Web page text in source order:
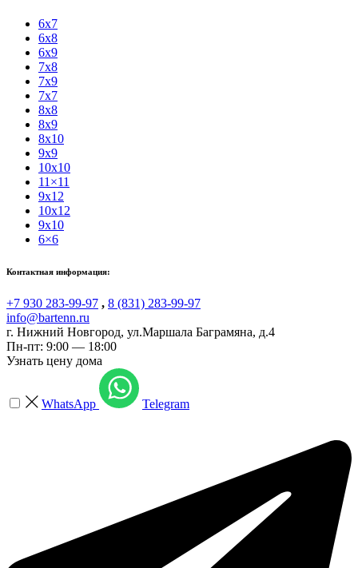
6x7
6x8
6x9
7x8
7x9
7x7
8x8
8x9
8x10
9x9
10x10
11×11
9x12
10x12
9x10
6×6
Контактная информация:
+7 930 283-99-97 , 8 (831) 283-99-97
info@bartenn.ru
г. Нижний Новгород, ул.Маршала Баграмяна, д.4
Пн-пт: 9:00 — 18:00
Узнать цену дома
WhatsApp Telegram